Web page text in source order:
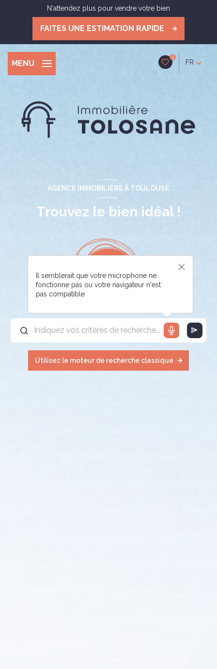
N'attendez plus pour vendre votre bien
FAITES UNE ESTIMATION RAPIDE
0
FR
MENU
AGENCE IMMOBILIÈRE À TOULOUSE
Trouvez le bien idéal !
Il semblerait que votre microphone ne
fonctionne pas ou votre navigateur n'est
pas compatible
Utilisez le moteur de recherche classique